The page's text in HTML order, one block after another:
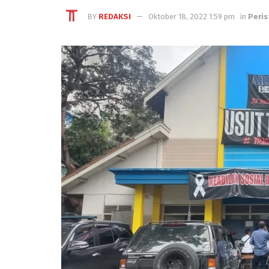
BY REDAKSI Oktober 18, 2022 1:59 pm in